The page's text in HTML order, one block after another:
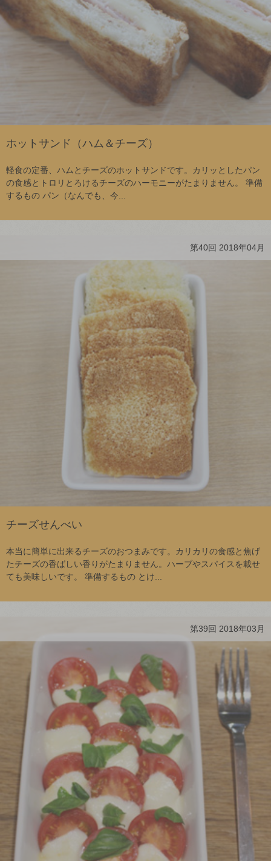
ホットサンド（ハム＆チーズ）
軽食の定番、ハムとチーズのホットサンドです。カリッとしたパン
の食感とトロリとろけるチーズのハーモニーがたまりません。 準備
するもの パン（なんでも、今...
第40回 2018年04月
チーズせんべい
本当に簡単に出来るチーズのおつまみです。カリカリの食感と焦げ
たチーズの香ばしい香りがたまりません。ハーブやスパイスを載せ
ても美味しいです。 準備するもの とけ...
第39回 2018年03月